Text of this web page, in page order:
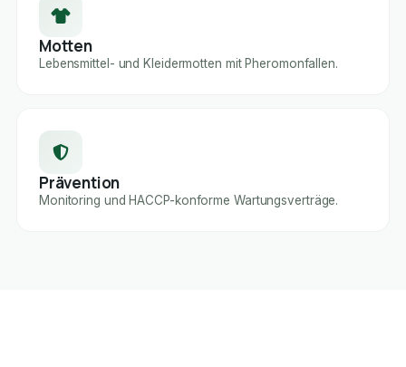
Motten
Lebensmittel- und Kleidermotten mit Pheromonfallen.
Prävention
Monitoring und HACCP-konforme Wartungsverträge.